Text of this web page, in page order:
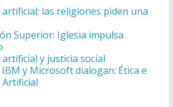
las religiones piden una
Superior: Iglesia impulsa
y justicia social
IBM y Microsoft dialogan: Ética e